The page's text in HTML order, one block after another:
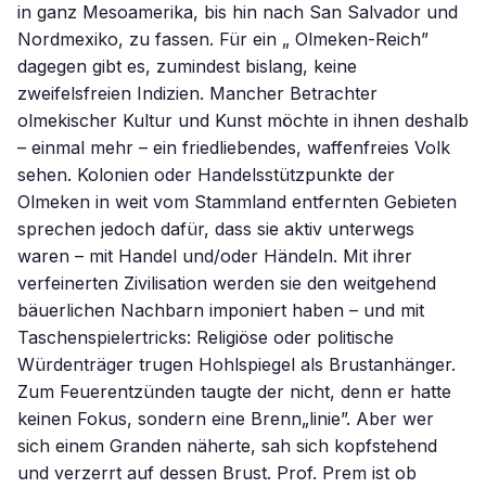
in ganz Mesoamerika, bis hin nach San Salvador und
Nordmexiko, zu fassen. Für ein „ Olmeken-Reich”
dagegen gibt es, zumindest bislang, keine
zweifelsfreien Indizien. Mancher Betrachter
olmekischer Kultur und Kunst möchte in ihnen deshalb
– einmal mehr – ein friedliebendes, waffenfreies Volk
sehen. Kolonien oder Handelsstützpunkte der
Olmeken in weit vom Stammland entfernten Gebieten
sprechen jedoch dafür, dass sie aktiv unterwegs
waren – mit Handel und/oder Händeln. Mit ihrer
verfeinerten Zivilisation werden sie den weitgehend
bäuerlichen Nachbarn imponiert haben – und mit
Taschenspielertricks: Religiöse oder politische
Würdenträger trugen Hohlspiegel als Brustanhänger.
Zum Feuerentzünden taugte der nicht, denn er hatte
keinen Fokus, sondern eine Brenn„linie”. Aber wer
sich einem Granden näherte, sah sich kopfstehend
und verzerrt auf dessen Brust. Prof. Prem ist ob